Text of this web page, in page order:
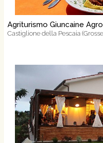
Agriturismo Giuncaine
Castiglione della Pescaia